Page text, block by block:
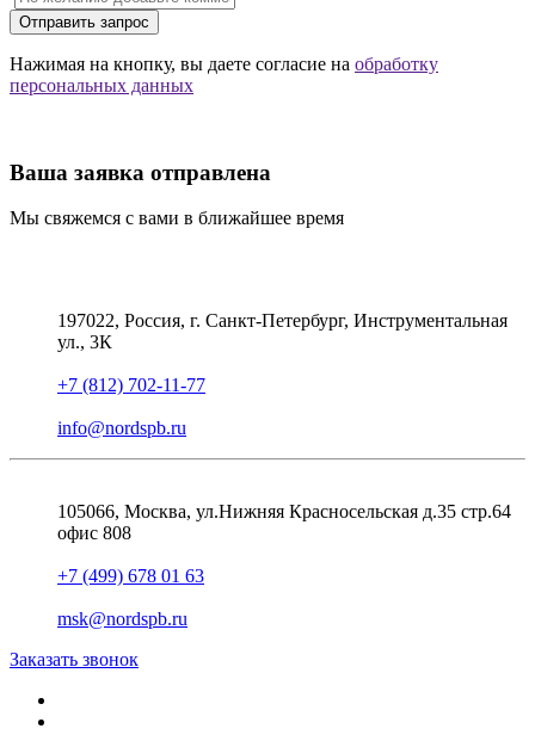
Отправить запрос
Нажимая на кнопку, вы даете согласие на обработку
персональных данных
Ваша заявка отправлена
Мы свяжемся с вами в ближайшее время
197022, Россия, г. Санкт-Петербург, Инструментальная
ул., 3К
+7 (812) 702-11-77
info@nordspb.ru
105066, Москва, ул.Нижняя Красносельская д.35 стр.64
офис 808
+7 (499) 678 01 63
msk@nordspb.ru
Заказать звонок